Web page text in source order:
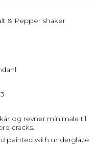
& Pepper shaker
og revner minimale til
cracks.
painted with underglaze.